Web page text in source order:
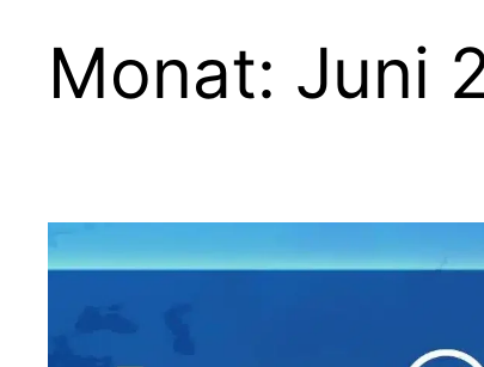
Monat: Juni